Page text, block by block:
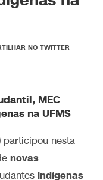
MEC
na UFMS
participou nesta
novas
indígenas